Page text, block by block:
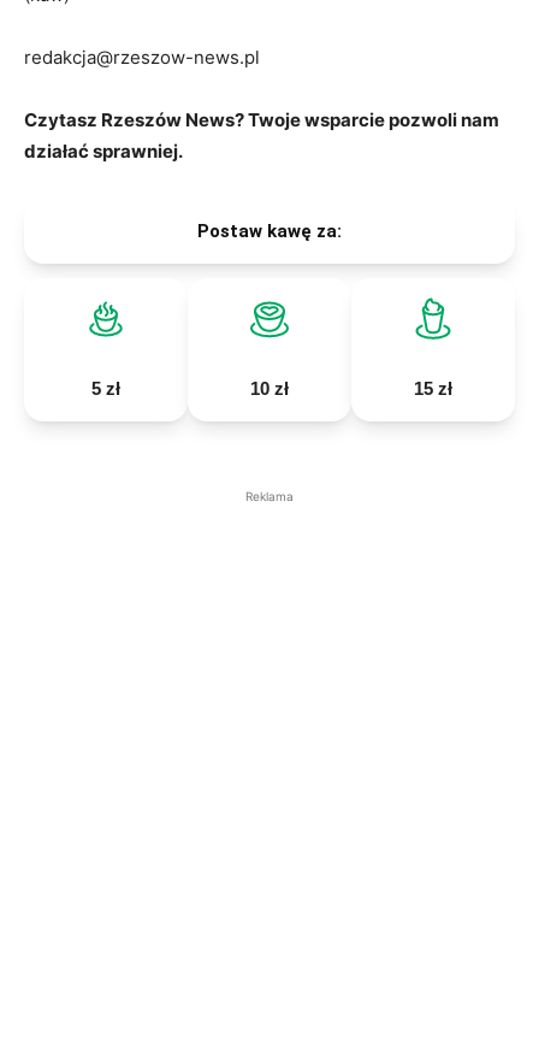
redakcja@rzeszow-news.pl
Czytasz Rzeszów News? Twoje wsparcie pozwoli nam
działać sprawniej.
Postaw kawę za:
5 zł 10 zł 15 zł
Reklama